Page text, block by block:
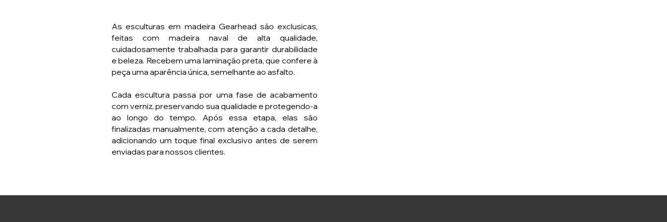
As esculturas em madeira Gearhead são exclusicas,
feitas com madeira naval de alta qualidade,
cuidadosamente trabalhada para garantir durabilidade
e beleza. Recebem uma laminação preta, que confere à
peça uma aparência única, semelhante ao asfalto.
Cada escultura passa por uma fase de acabamento
com verniz, preservando sua qualidade e protegendo-a
ao longo do tempo. Após essa etapa, elas são
finalizadas manualmente, com atenção a cada detalhe,
adicionando um toque final exclusivo antes de serem
enviadas para nossos clientes.